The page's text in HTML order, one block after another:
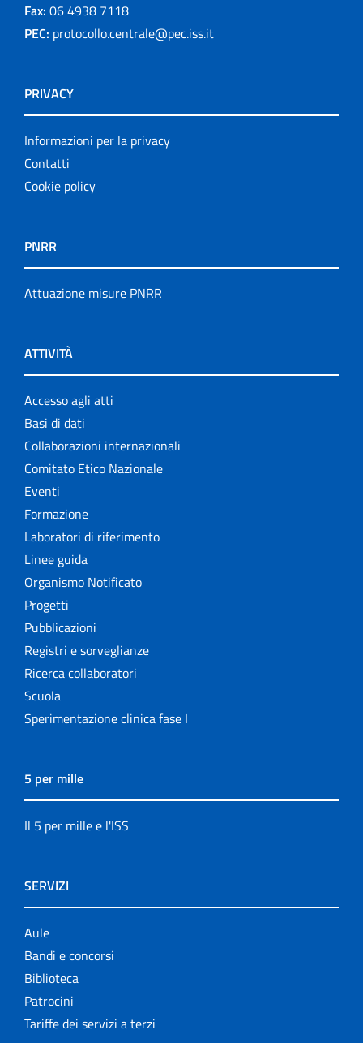
Fax: 06 4938 7118
PEC: protocollo.centrale@pec.iss.it
PRIVACY
Informazioni per la privacy
Contatti
Cookie policy
PNRR
Attuazione misure PNRR
ATTIVITÀ
Accesso agli atti
Basi di dati
Collaborazioni internazionali
Comitato Etico Nazionale
Eventi
Formazione
Laboratori di riferimento
Linee guida
Organismo Notificato
Progetti
Pubblicazioni
Registri e sorveglianze
Ricerca collaboratori
Scuola
Sperimentazione clinica fase I
5 per mille
Il 5 per mille e l'ISS
SERVIZI
Aule
Bandi e concorsi
Biblioteca
Patrocini
Tariffe dei servizi a terzi